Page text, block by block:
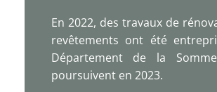
En 2022, des travaux de
revêtements ont été
Département de la
poursuivent en 2023.